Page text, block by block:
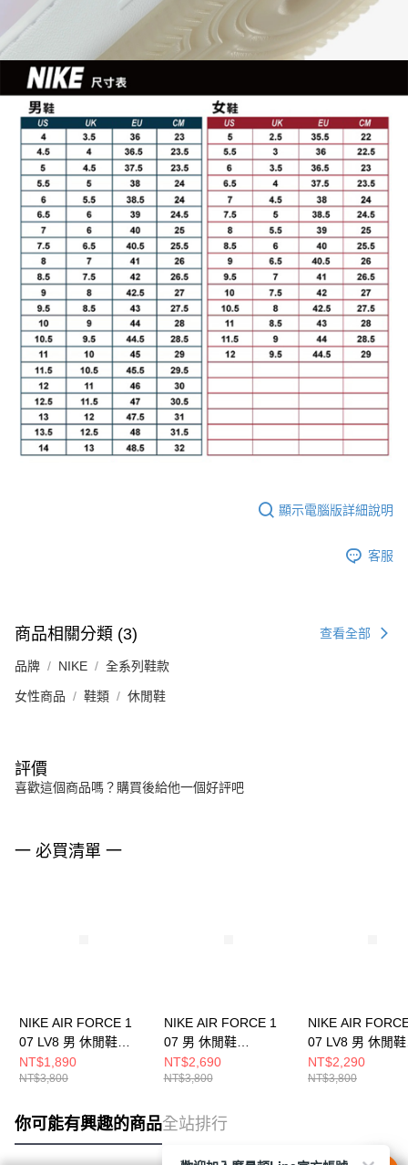
顯示電腦版詳細說明
客服
商品相關分類 (3) 查看全部
品牌 NIKE 全系列鞋款
女性商品 鞋類 休閒鞋
評價
喜歡這個商品嗎？購買後給他一個好評吧
一 必買清單 一
NIKE AIR FORCE 1
07 LV8 男 休閒鞋
HQ3612113
NT$1,890
NT$3,800
NIKE AIR FORCE 1
07 男 休閒鞋
IO9803200
NT$2,690
NT$3,800
NIKE AIR
07 LV8 男 休閒鞋
HJ4465700
NT$2,290
NT$3,800
你可能有興趣的商品全站排行